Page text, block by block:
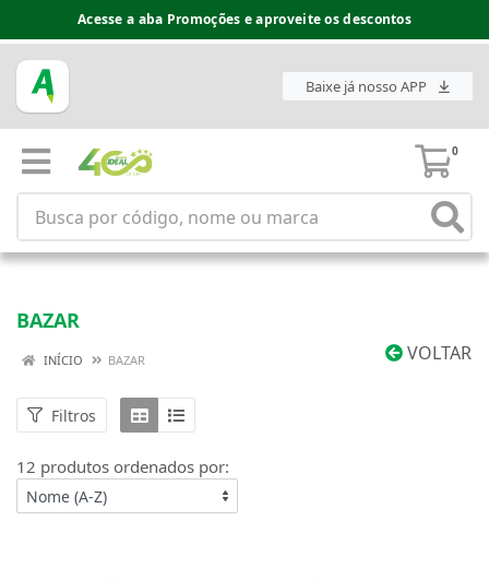
Acesse a aba Promoções e aproveite os descontos
Baixe já nosso APP
0
BAZAR
VOLTAR
INÍCIO BAZAR
Filtros
12 produtos ordenados por: